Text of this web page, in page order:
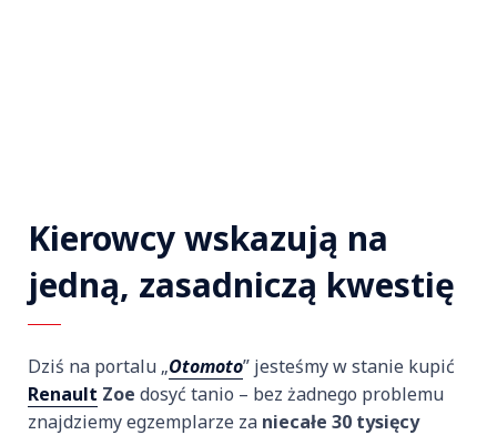
Kierowcy wskazują na
jedną, zasadniczą kwestię
Dziś na portalu „Otomoto” jesteśmy w stanie kupić
Renault Zoe dosyć tanio – bez żadnego problemu
znajdziemy egzemplarze za niecałe 30 tysięcy